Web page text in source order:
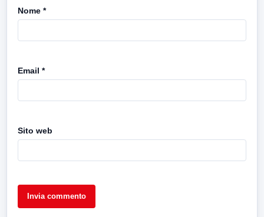
Nome *
Email *
Sito web